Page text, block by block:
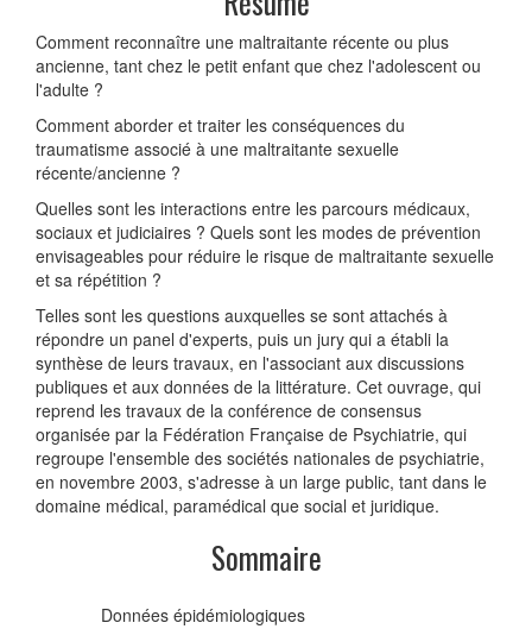
Comment reconnaître une maltraitante récente ou plus
ancienne, tant chez le petit enfant que chez l'adolescent ou
l'adulte ?
Comment aborder et traiter les conséquences du
traumatisme associé à une maltraitante sexuelle
récente/ancienne ?
Quelles sont les interactions entre les parcours médicaux,
sociaux et judiciaires ? Quels sont les modes de prévention
envisageables pour réduire le risque de maltraitante sexuelle
et sa répétition ?
Telles sont les questions auxquelles se sont attachés à
répondre un panel d'experts, puis un jury qui a établi la
synthèse de leurs travaux, en l'associant aux discussions
publiques et aux données de la littérature. Cet ouvrage, qui
reprend les travaux de la conférence de consensus
organisée par la Fédération Française de Psychiatrie, qui
regroupe l'ensemble des sociétés nationales de psychiatrie,
en novembre 2003, s'adresse à un large public, tant dans le
domaine médical, paramédical que social et juridique.
Sommaire
Données épidémiologiques